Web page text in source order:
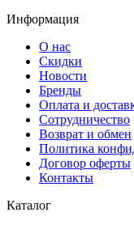
Информация
О нас
Скидки
Новости
Бренды
Оплата и
Сотрудничество
Возврат и обмен
Политика
Договор оферты
Контакты
Каталог